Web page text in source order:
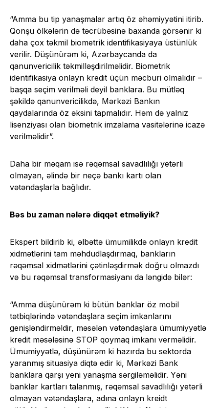
“Amma bu tip yanaşmalar artıq öz əhəmiyyətini itirib.
Qonşu ölkələrin də təcrübəsinə baxanda görsənir ki
daha çox təkmil biometrik identifikasiyaya üstünlük
verilir. Düşünürəm ki, Azərbaycanda da
qanunvericilik təkmilləşdirilməlidir. Biometrik
identifikasiya onlayn kredit üçün məcburi olmalıdır –
başqa seçim verilməli deyil banklara. Bu mütləq
şəkildə qanunvericilikdə, Mərkəzi Bankın
qaydalarında öz əksini tapmalıdır. Həm də yalnız
lisenziyası olan biometrik imzalama vasitələrinə icazə
verilməlidir”.
Daha bir məqam isə rəqəmsal savadlılığı yetərli
olmayan, əlində bir neçə bankı kartı olan
vətəndaşlarla bağlıdır.
Bəs bu zaman nələrə diqqət etməliyik?
Ekspert bildirib ki, əlbəttə ümumilikdə onlayn kredit
xidmətlərini tam məhdudlaşdırmaq, bankların
rəqəmsal xidmətlərini çətinləşdirmək doğru olmazdı
və bu rəqəmsal transformasiyanı da ləngidə bilər:
“Amma düşünürəm ki bütün banklar öz mobil
tətbiqlərində vətəndaşlara seçim imkanlarını
genişləndirməldir, məsələn vətəndaşlara ümumiyyətlə
kredit məsələsinə STOP qoymaq imkanı verməlidir.
Ümumiyyətlə, düşünürəm ki hazırda bu sektorda
yaranmış situasiya diqtə edir ki, Mərkəzi Bank
banklara qarşı yeni yanaşma sərgiləməlidir. Yəni
banklar kartları talanmış, rəqəmsal savadlılığı yetərli
olmayan vətəndaşlara, adına onlayn kreidt